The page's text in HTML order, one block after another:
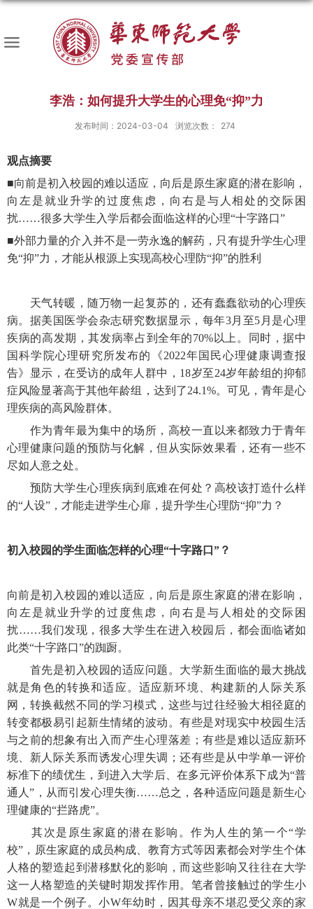
李浩：如何提升大学生的心理免“抑”力
发布时间：2024-03-04 浏览次数： 274
观点摘要
■向前是初入校园的难以适应，向后是原生家庭的潜在影响，
向左是就业升学的过度焦虑，向右是与人相处的交际困
扰……很多大学生入学后都会面临这样的心理“十字路口”
■外部力量的介入并不是一劳永逸的解药，只有提升学生心理
免“抑”力，才能从根源上实现高校心理防“抑”的胜利
天气转暖，随万物一起复苏的，还有蠢蠢欲动的心理疾
病。据美国医学会杂志研究数据显示，每年3月至5月是心理
疾病的高发期，其发病率占到全年的70%以上。同时，据中
国科学院心理研究所发布的《2022年国民心理健康调查报
告》显示，在受访的成年人群中，18岁至24岁年龄组的抑郁
症风险显著高于其他年龄组，达到了24.1%。可见，青年是心
理疾病的高风险群体。
作为青年最为集中的场所，高校一直以来都致力于青年
心理健康问题的预防与化解，但从实际效果看，还有一些不
尽如人意之处。
预防大学生心理疾病到底难在何处？高校该打造什么样
的“人设”，才能走进学生心扉，提升学生心理防“抑”力？
初入校园的学生面临怎样的心理“十字路口”？
向前是初入校园的难以适应，向后是原生家庭的潜在影响，
向左是就业升学的过度焦虑，向右是与人相处的交际困
扰……我们发现，很多大学生在进入校园后，都会面临诸如
此类“十字路口”的踟蹰。
首先是初入校园的适应问题。大学新生面临的最大挑战
就是角色的转换和适应。适应新环境、构建新的人际关系
网，转换截然不同的学习模式，这些与过往经验大相径庭的
转变都极易引起新生情绪的波动。有些是对现实中校园生活
与之前的想象有出入而产生心理落差；有些是难以适应新环
境、新人际关系而诱发心理失调；还有些是从中学单一评价
标准下的绩优生，到进入大学后、在多元评价体系下成为“普
通人”，从而引发心理失衡……总之，各种适应问题是新生心
理健康的“拦路虎”。
其次是原生家庭的潜在影响。作为人生的第一个“学
校”，原生家庭的成员构成、教育方式等因素都会对学生个体
人格的塑造起到潜移默化的影响，而这些影响又往往在大学
这一人格塑造的关键时期发挥作用。笔者曾接触过的学生小
W就是一个例子。小W年幼时，因其母亲不堪忍受父亲的家